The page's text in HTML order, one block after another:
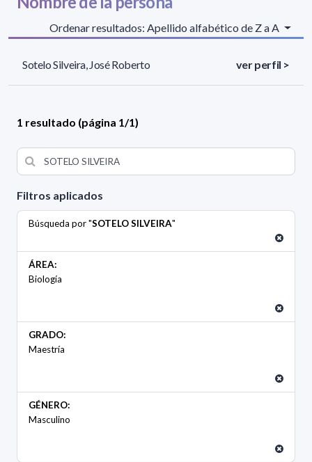
Filtros aplicados
Búsqueda por "SOTELO SILVEIRA"
ÁREA:
Biología
GRADO:
Maestría
GÉNERO:
Masculino
Ordenar resultados: Apellido alfabético de Z a A
Sotelo Silveira, José Roberto ver perfil >
1 resultado (página 1/1)